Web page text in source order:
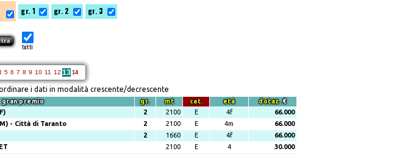
gr. 1 gr. 2 gr. 3
tutti
5 6 7 8 9 10 11 12 13 14
i dati in modalità crescente/decrescente
gran premio gr. mt cat. età dotaz.€
2 2100 E 4f
66.000
- Città di Taranto 2 2100 E 4m
66.000
2 1660 E 4f
66.000
2100 E 4
30.000